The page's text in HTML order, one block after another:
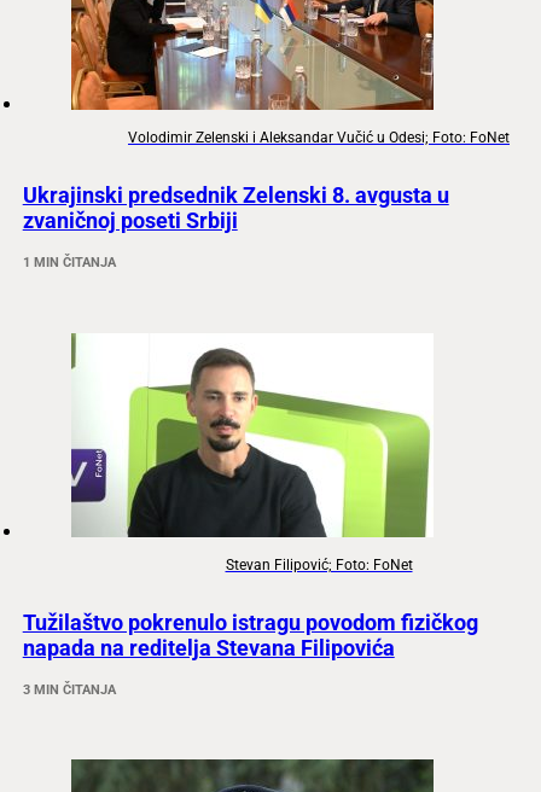
Volodimir Zelenski i Aleksandar Vučić u Odesi; Foto: FoNet
Ukrajinski predsednik Zelenski 8. avgusta u
zvaničnoj poseti Srbiji
1 MIN ČITANJA
Stevan Filipović; Foto: FoNet
Tužilaštvo pokrenulo istragu povodom fizičkog
napada na reditelja Stevana Filipovića
3 MIN ČITANJA